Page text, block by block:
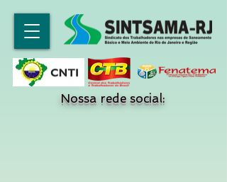
Nossa rede social: